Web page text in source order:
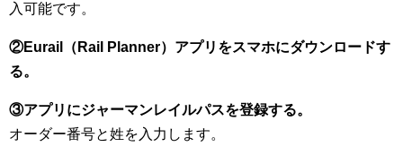
入可能です。
②Eurail（Rail Planner）アプリをスマホにダウンロードす
る。
③アプリにジャーマンレイルパスを登録する。
オーダー番号と姓を入力します。